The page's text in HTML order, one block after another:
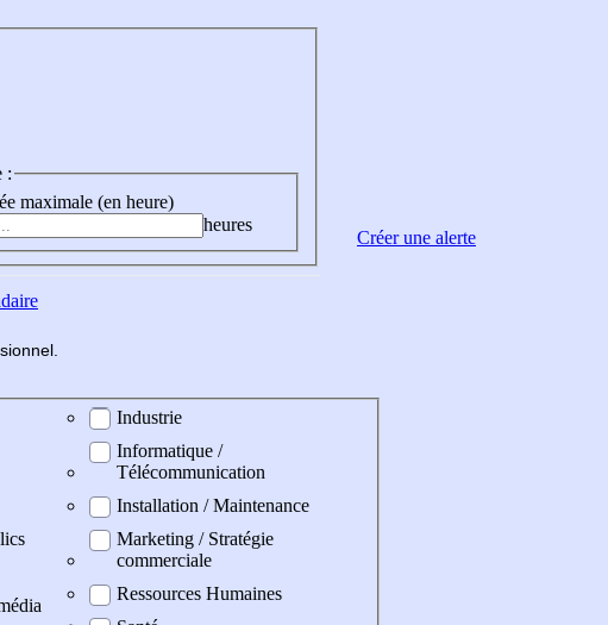
:
maximale (en heure)
heures
Industrie
Informatique /
Télécommunication
Installation / Maintenance
Marketing / Stratégie
commerciale
Ressources Humaines
Créer une alerte